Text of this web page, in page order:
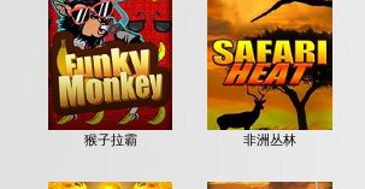
猴子拉霸 非洲丛林